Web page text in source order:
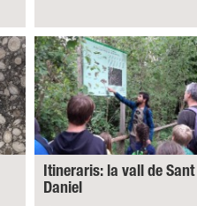
Itineraris: la vall de Sant
Daniel